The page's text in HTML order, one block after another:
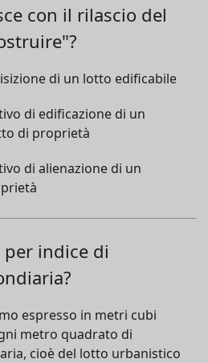
con il rilascio del
di un lotto edificabile
di edificazione di un
di proprietà
di alienazione di un
per indice di
espresso in metri cubi
metro quadrato di
cioè del lotto urbanistico